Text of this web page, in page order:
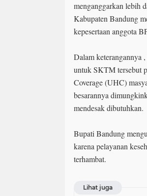
menganggarkan lebih
Kabupaten Bandung
kepesertaan anggota
Dalam keterangannya
untuk SKTM tersebut
Coverage (UHC)
besarannya
mendesak dibutuhkan.
Bupati Bandung
karena pelayanan
terhambat.
Lihat juga